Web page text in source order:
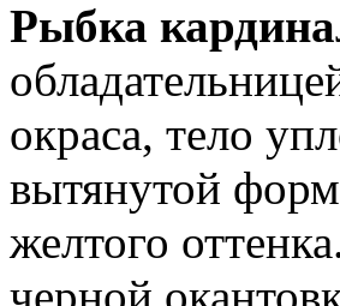
Рыбка
окраса, тело
вытянутой
желтого
черной